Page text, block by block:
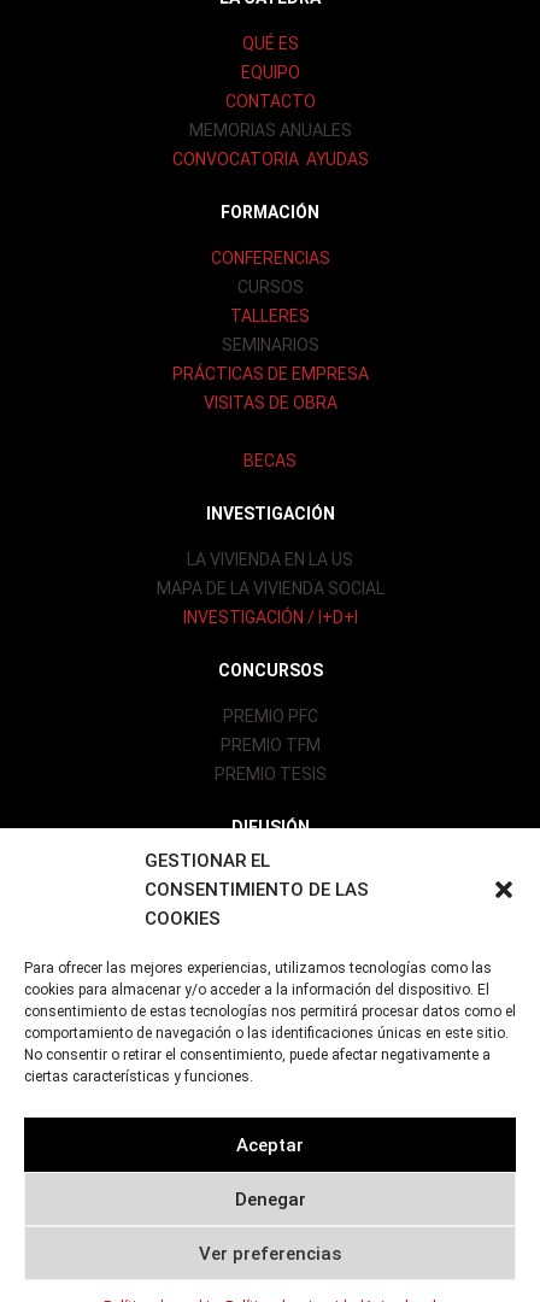
GESTIONAR EL
CONSENTIMIENTO DE LAS
COOKIES
Para ofrecer las mejores experiencias, utilizamos tecnologías como las
cookies para almacenar y/o acceder a la información del dispositivo. El
consentimiento de estas tecnologías nos permitirá procesar datos como el
comportamiento de navegación o las identificaciones únicas en este sitio.
No consentir o retirar el consentimiento, puede afectar negativamente a
ciertas características y funciones.
Aceptar
Denegar
Ver preferencias
QUÉ ES
EQUIPO
CONTACTO
MEMORIAS ANUALES
CONVOCATORIA AYUDAS
FORMACIÓN
CONFERENCIAS
CURSOS
TALLERES
SEMINARIOS
PRÁCTICAS DE EMPRESA
VISITAS DE OBRA
BECAS
INVESTIGACIÓN
LA VIVIENDA EN LA US
MAPA DE LA VIVIENDA SOCIAL
INVESTIGACIÓN / I+D+I
CONCURSOS
PREMIO PFC
PREMIO TFM
PREMIO TESIS
DIFUSIÓN
NOTICIAS
EVENTOS
PUBLICACIONES
GALERÍA
ETSA SEVILLA | AVDA. REINA MERCEDES NO 2 – 41012
SEVILLA (ESPAÑA)
CATEDRAEMVISESA@US.ES
MEDIAGROUP